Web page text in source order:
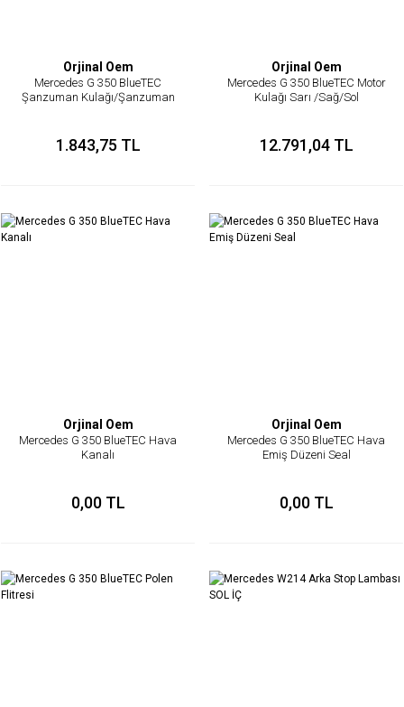
Orjinal Oem
Mercedes G 350 BlueTEC
Şanzuman Kulağı/Şanzuman
1.843,75 TL
Orjinal Oem
Mercedes G 350 BlueTEC Motor
Kulağı Sarı /Sağ/Sol
12.791,04 TL
Orjinal Oem
Mercedes G 350 BlueTEC Hava
Kanalı
0,00 TL
Orjinal Oem
Mercedes G 350 BlueTEC Hava
Emiş Düzeni Seal
0,00 TL